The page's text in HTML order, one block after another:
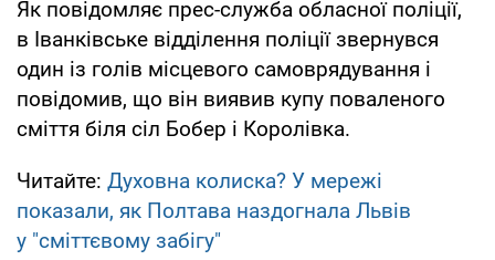
Як повідомляє прес-служба обласної поліції,
в Іванківське відділення поліції звернувся
один із голів місцевого самоврядування і
повідомив, що він виявив купу поваленого
сміття біля сіл Бобер і Королівка.
Читайте: Духовна колиска? У мережі
показали, як Полтава наздогнала Львів
у "сміттєвому забігу"